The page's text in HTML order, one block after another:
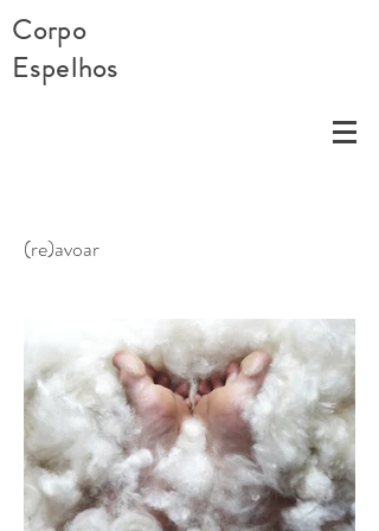
Corpo
Espelhos
(re)avoar